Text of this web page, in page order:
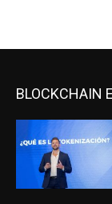
BLOCKCHAIN